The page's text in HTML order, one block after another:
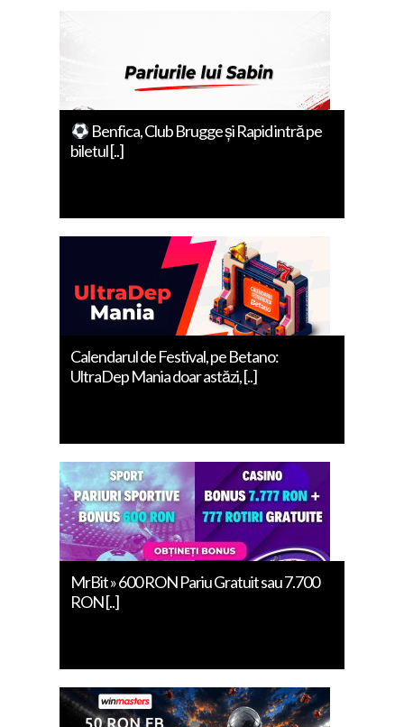
Benfica, Club Brugge și Rapid intră pe
biletul [..]
Calendarul de Festival, pe Betano:
UltraDep Mania doar astăzi, [..]
MrBit » 600 RON Pariu Gratuit sau 7.700
RON [..]